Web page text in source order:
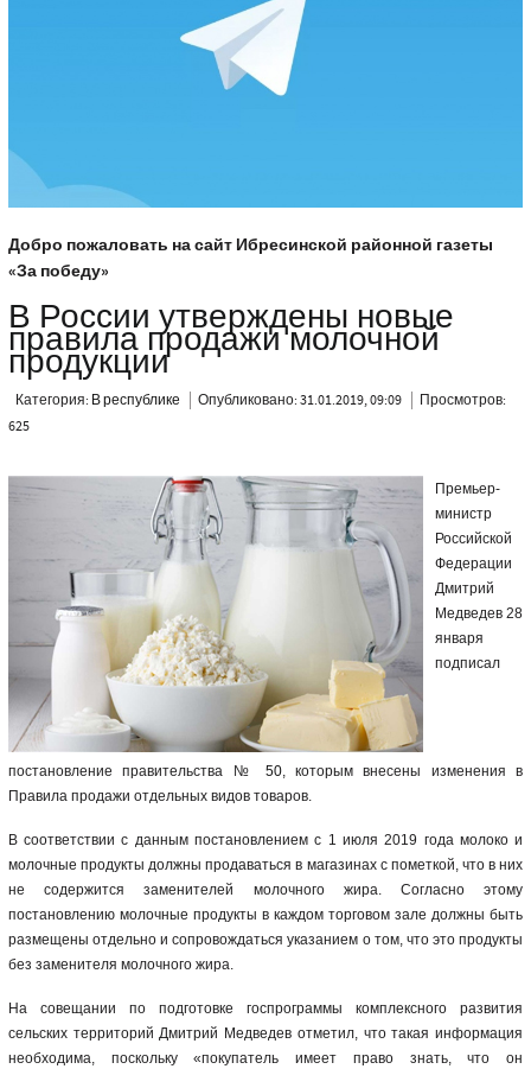
Добро пожаловать на сайт Ибресинской районной газеты
«За победу»
В России утверждены новые
правила продажи молочной
продукции
Категория: В республике Опубликовано: 31.01.2019, 09:09
Просмотров:
625
Премьер-
министр
Российской
Федерации
Дмитрий
Медведев 28
января
подписал
постановление правительства № 50, которым внесены изменения в
Правила продажи отдельных видов товаров.
В соответствии с данным постановлением с 1 июля 2019 года молоко и
молочные продукты должны продаваться в магазинах с пометкой, что в них
не содержится заменителей молочного жира. Согласно этому
постановлению молочные продукты в каждом торговом зале должны быть
размещены отдельно и сопровождаться указанием о том, что это продукты
без заменителя молочного жира.
На совещании по подготовке госпрограммы комплексного развития
сельских территорий Дмитрий Медведев отметил, что такая информация
необходима, поскольку «покупатель имеет право знать, что он